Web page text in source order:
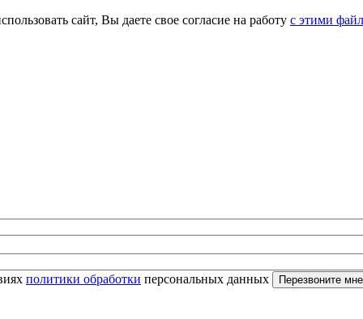
сайт, Вы даете свое согласие на работу с этими
политики обработки персональных данных